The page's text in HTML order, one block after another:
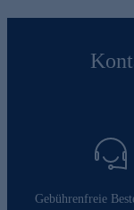
Gebührenfreie